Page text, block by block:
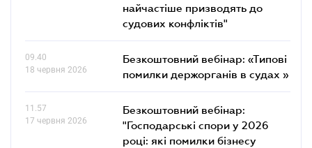
найчастіше призводять до
судових конфліктів"
09.40
18 червня 2026
Безкоштовний вебінар: «Типові
помилки держорганів в судах »
11.57
17 червня 2026
Безкоштовний вебінар:
"Господарські спори у 2026
році: які помилки бізнесу